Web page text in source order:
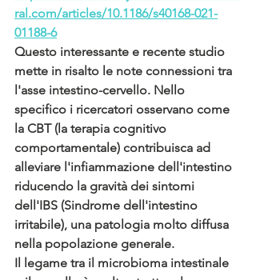
ral.com/articles/10.1186/s40168-021-
01188-6
Questo interessante e recente studio
mette in risalto le note connessioni tra
l'asse intestino-cervello. Nello
specifico i ricercatori osservano come
la CBT (la terapia cognitivo
comportamentale) contribuisca ad
alleviare l'infiammazione dell'intestino
riducendo la gravità dei sintomi
dell'IBS (Sindrome dell'intestino
irritabile), una patologia molto diffusa
nella popolazione generale.
Il legame tra il microbioma intestinale